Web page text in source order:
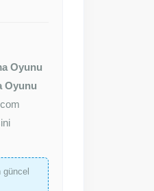
Oyunu
Oyunu